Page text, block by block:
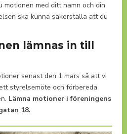
med ditt namn och din
ska kunna säkerställa att du
lämnas in till
senast den 1 mars så att vi
styrelsemöte och förbereda
Lämna motioner i föreningens
18.